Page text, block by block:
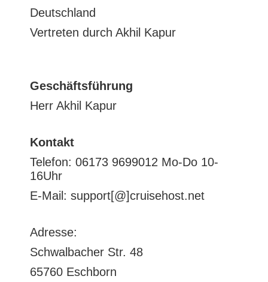
Deutschland
Vertreten durch Akhil Kapur
Geschäftsführung
Herr Akhil Kapur
Kontakt
Telefon: 06173 9699012 Mo-Do 10-
16Uhr
E-Mail: support[@]cruisehost.net
Adresse:
Schwalbacher Str. 48
65760 Eschborn